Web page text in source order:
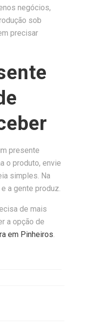
negócios,
sob
precisar
presente
o produto, envie
simples. Na
a gente produz.
de mais
a opção de
em Pinheiros